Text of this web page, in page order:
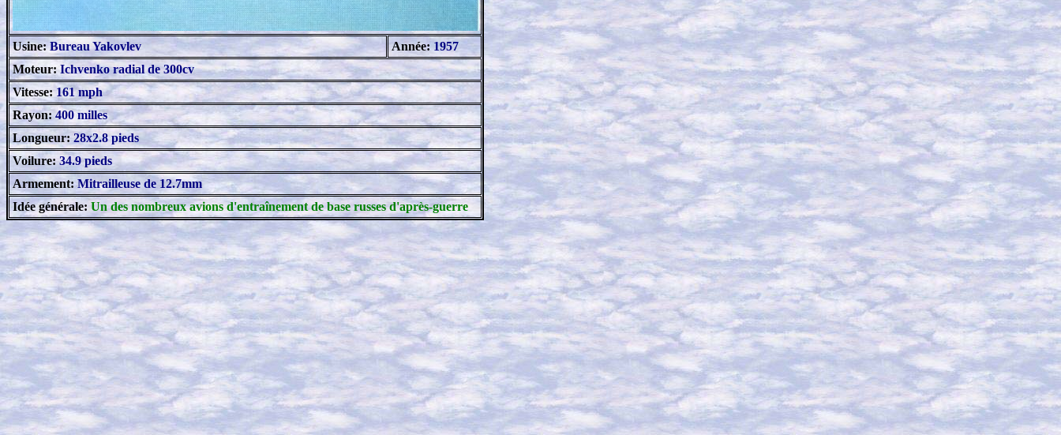
Usine:Bureau Yakovlev Année: 1957
Moteur:Ichvenko radial de 300cv
Vitesse: 161 mph
Rayon: 400 milles
Longueur: 28x2.8 pieds
Voilure:34.9 pieds
Armement:Mitrailleuse de 12.7mm
Idée générale: Un des nombreux avions d'entraînement de base russes d'après-guerre